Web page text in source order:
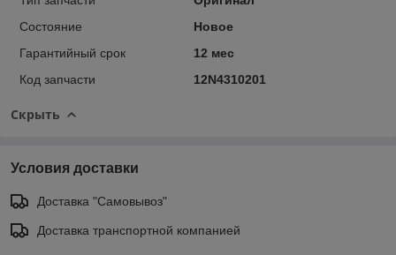
Состояние
Новое
Гарантийный срок
12 мес
Код запчасти
12N4310201
Скрыть
Условия доставки
Доставка "Самовывоз"
Доставка транспортной компанией